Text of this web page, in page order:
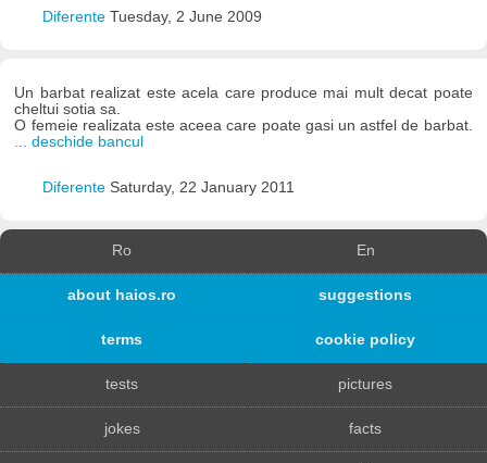
Diferente Tuesday, 2 June 2009
Un barbat realizat este acela care produce mai mult decat poate
cheltui sotia sa.
O femeie realizata este aceea care poate gasi un astfel de barbat.
... deschide bancul
Diferente Saturday, 22 January 2011
Ro En
about haios.ro suggestions
terms cookie policy
tests pictures
jokes facts